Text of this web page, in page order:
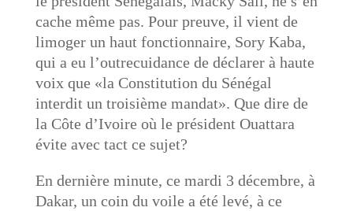
cache même pas. Pour preuve, il vient de
limoger un haut fonctionnaire, Sory Kaba,
qui a eu l’outrecuidance de déclarer à haute
voix que «la Constitution du Sénégal
interdit un troisième mandat». Que dire de
la Côte d’Ivoire où le président Ouattara
évite avec tact ce sujet?
En dernière minute, ce mardi 3 décembre, à
Dakar, un coin du voile a été levé, à ce